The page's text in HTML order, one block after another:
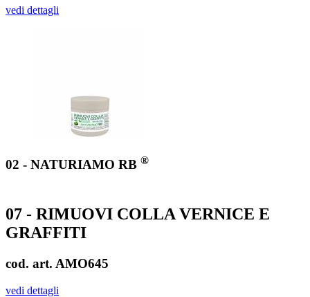
vedi dettagli
02 - NATURIAMO RB ®
07 - RIMUOVI COLLA VERNICE E
GRAFFITI
cod. art. AMO645
vedi dettagli